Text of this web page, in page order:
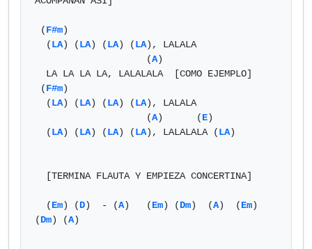
(F#m)
  (
LA) (LA) (LA) (LA), LALALA
                    (
A)
(F#m)
  (
LA) (LA) (LA) (LA), LALALA
                    (
A)      (E)
  (
LA) (LA) (LA) (LA), LALALALA (LA)
  (
Em) (D)  - (A)   (Em) (Dm)  (A)  (Em)
(Dm) (A)